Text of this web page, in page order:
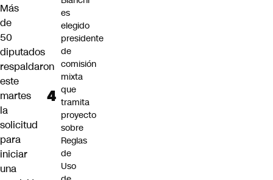
Más
de
50
diputados
respaldaron
este
martes
la
solicitud
para
iniciar
una
es
elegido
presidente
de
comisión
mixta
que
tramita
proyecto
sobre
Reglas
de
Uso